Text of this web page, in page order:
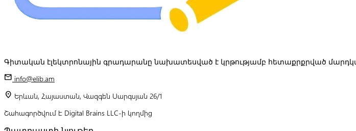
Գիտական էլեկտրոնային գրադարանը նախատեսված է կրթությամբ հետաքրքրված
mail info@elib.am
location_on Երևան, Հայաստան, Վազգեն Սարգսյան 26/1
Շահագործվում է Digital Brains LLC-ի կողմից